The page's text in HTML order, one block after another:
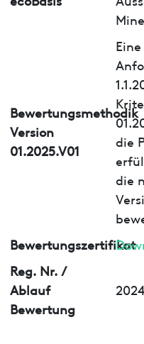
Bewertungsmethodik
Version
01.2025.V01
die
die
Bewertungszertifikat
Reg. Nr. /
Ablauf
Bewertung